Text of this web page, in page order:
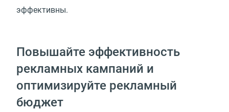
эффективны.
Повышайте эффективность
рекламных кампаний и
оптимизируйте рекламный
бюджет